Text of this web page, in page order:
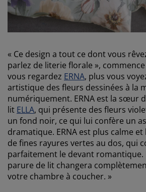
« Ce design a tout ce dont vous
parlez de literie florale »,
vous regardez ERNA, plus vous
artistique des fleurs dessinées à la
numériquement. ERNA est la sœur
lit ELLA, qui présente des fleurs
un fond noir, ce qui lui confère un
dramatique. ERNA est plus calme
de fines rayures vertes au dos, qui
parfaitement le devant romantique.
parure de lit changera
votre chambre à coucher. »